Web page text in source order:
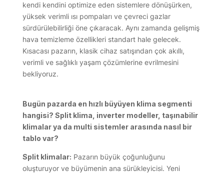
kendi kendini optimize eden sistemlere dönüşürken,
yüksek verimli ısı pompaları ve çevreci gazlar
sürdürülebilirliği öne çıkaracak. Aynı zamanda gelişmiş
hava temizleme özellikleri standart hale gelecek.
Kısacası pazarın, klasik cihaz satışından çok akıllı,
verimli ve sağlıklı yaşam çözümlerine evrilmesini
bekliyoruz.
Bugün pazarda en hızlı büyüyen klima segmenti
hangisi? Split klima, inverter modeller, taşınabilir
klimalar ya da multi sistemler arasında nasıl bir
tablo var?
Split klimalar: Pazarın büyük çoğunluğunu
oluşturuyor ve büyümenin ana sürükleyicisi. Yeni